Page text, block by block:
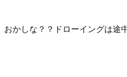
かしな？？ドローイングは途